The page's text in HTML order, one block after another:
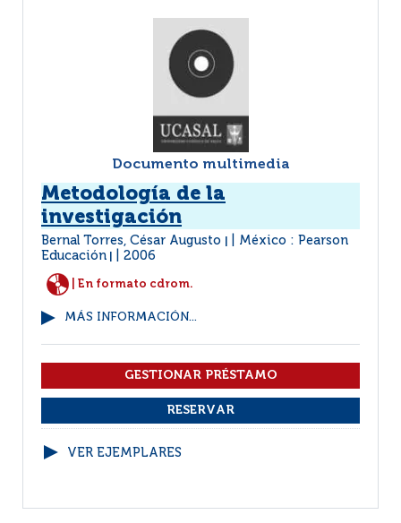
Documento multimedia
Metodología de la
investigación
Bernal Torres, César Augusto
México : Pearson
Educación
2006
| En formato cdrom.
MÁS INFORMACIÓN...
VER EJEMPLARES